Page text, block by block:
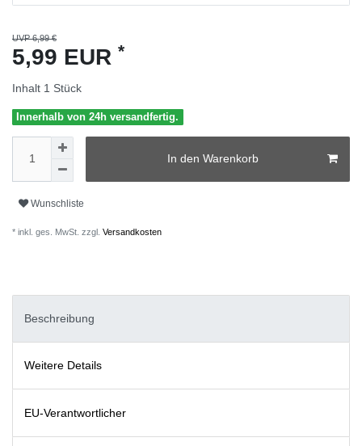
UVP 6,99 €
5,99 EUR *
Inhalt 1 Stück
Innerhalb von 24h versandfertig.
In den Warenkorb
Wunschliste
* inkl. ges. MwSt. zzgl. Versandkosten
Beschreibung
Weitere Details
EU-Verantwortlicher